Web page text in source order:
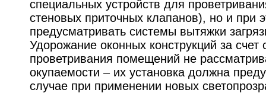
специальных устройств для
стеновых приточных клапанов), но и при
предусматривать системы вытяжки
Удорожание оконных конструкций за счет
проветривания помещений не
окупаемости – их установка должна
случае при применении новых